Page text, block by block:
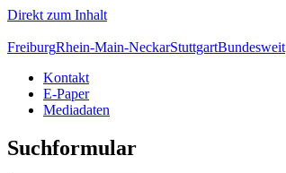
Direkt zum Inhalt
FreiburgRhein-Main-NeckarStuttgartBundesweit
Kontakt
E-Paper
Mediadaten
Suchformular